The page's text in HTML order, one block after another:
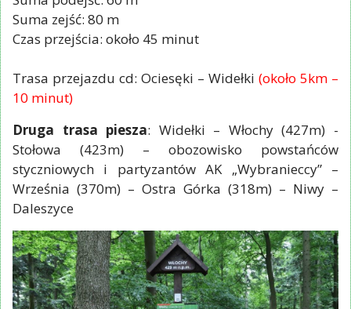
Suma zejść: 80 m
Czas przejścia: około 45 minut
Trasa przejazdu cd: Ociesęki – Widełki (około 5km –
10 minut)
Druga trasa piesza: Widełki – Włochy (427m) -
Stołowa (423m) – obozowisko powstańców
styczniowych i partyzantów AK „Wybranieccy” –
Września (370m) – Ostra Górka (318m) – Niwy –
Daleszyce